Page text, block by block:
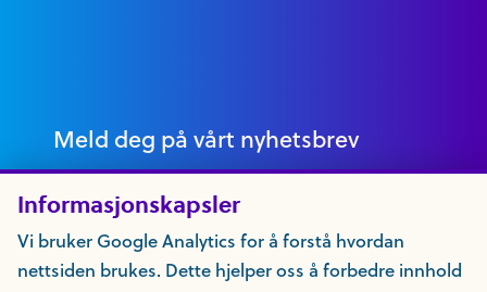
Meld deg på vårt nyhetsbrev
Informasjonskapsler
Vi bruker Google Analytics for å forstå hvordan
nettsiden brukes. Dette hjelper oss å forbedre innhold